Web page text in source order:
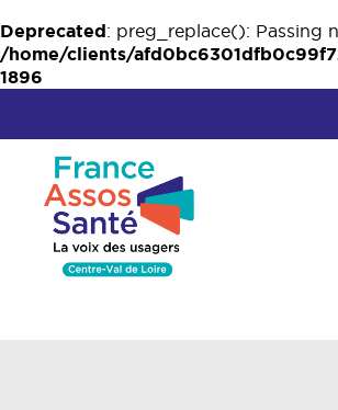
Deprecated: preg_replace(): Passing
/home/clients/
1896